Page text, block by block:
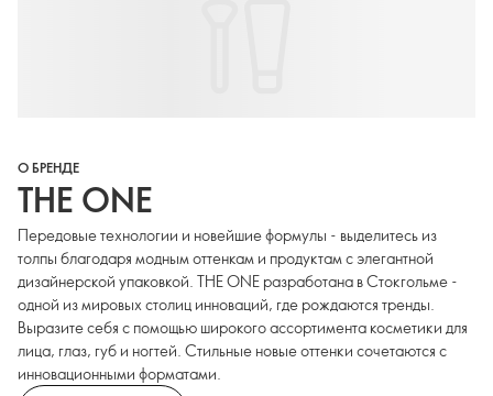
О БРЕНДЕ
THE ONE
Передовые технологии и новейшие формулы - выделитесь из
толпы благодаря модным оттенкам и продуктам с элегантной
дизайнерской упаковкой. THE ONE разработана в Стокгольме -
одной из мировых столиц инноваций, где рождаются тренды.
Выразите себя с помощью широкого ассортимента косметики для
лица, глаз, губ и ногтей. Стильные новые оттенки сочетаются с
инновационными форматами.